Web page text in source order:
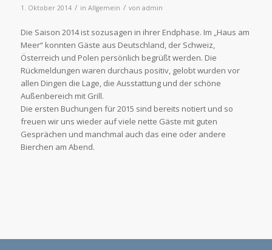
1. Oktober 2014 / in Allgemein / von admin
Die Saison 2014 ist sozusagen in ihrer Endphase. Im „Haus am
Meer“ konnten Gäste aus Deutschland, der Schweiz,
Österreich und Polen persönlich begrüßt werden. Die
Rückmeldungen waren durchaus positiv, gelobt wurden vor
allen Dingen die Lage, die Ausstattung und der schöne
Außenbereich mit Grill.
Die ersten Buchungen für 2015 sind bereits notiert und so
freuen wir uns wieder auf viele nette Gäste mit guten
Gesprächen und manchmal auch das eine oder andere
Bierchen am Abend.